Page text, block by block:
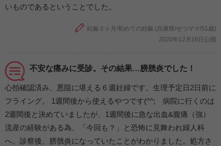
いものであるということでした。
妊娠２ヶ月/初めての妊娠 (兵庫県/せつママ/51歳)
2020年12月16日公開
不安な痛みに受診。その結果…膀胱炎でした！
心拍確認済み、悪阻に堪える６週妊婦です。生理予定日2日前に
フライング。 1週間後から使えるやつです(^^; 病院に行くのは
2週間後と決めていましたが、1週間後に急な出血&腹痛（強）
流産の経験がある為、「今回も？」と恐怖に見舞われ婦人科
へ。診察後、膀胱炎になっていたことがわかりました。処方さ